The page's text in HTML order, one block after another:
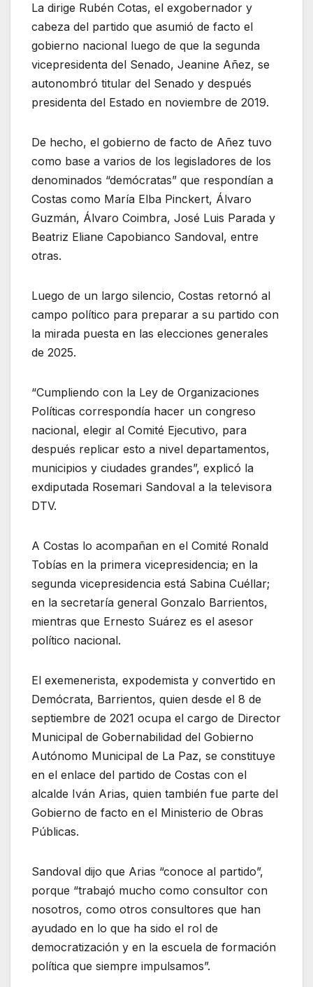
La dirige Rubén Cotas, el exgobernador y
cabeza del partido que asumió de facto el
gobierno nacional luego de que la segunda
vicepresidenta del Senado, Jeanine Añez, se
autonombró titular del Senado y después
presidenta del Estado en noviembre de 2019.
De hecho, el gobierno de facto de Añez tuvo
como base a varios de los legisladores de los
denominados “demócratas” que respondían a
Costas como María Elba Pinckert, Álvaro
Guzmán, Álvaro Coimbra, José Luis Parada y
Beatriz Eliane Capobianco Sandoval, entre
otras.
Luego de un largo silencio, Costas retornó al
campo político para preparar a su partido con
la mirada puesta en las elecciones generales
de 2025.
“Cumpliendo con la Ley de Organizaciones
Políticas correspondía hacer un congreso
nacional, elegir al Comité Ejecutivo, para
después replicar esto a nivel departamentos,
municipios y ciudades grandes”, explicó la
exdiputada Rosemari Sandoval a la televisora
DTV.
A Costas lo acompañan en el Comité Ronald
Tobías en la primera vicepresidencia; en la
segunda vicepresidencia está Sabina Cuéllar;
en la secretaría general Gonzalo Barrientos,
mientras que Ernesto Suárez es el asesor
político nacional.
El exemenerista, expodemista y convertido en
Demócrata, Barrientos, quien desde el 8 de
septiembre de 2021 ocupa el cargo de Director
Municipal de Gobernabilidad del Gobierno
Autónomo Municipal de La Paz, se constituye
en el enlace del partido de Costas con el
alcalde Iván Arias, quien también fue parte del
Gobierno de facto en el Ministerio de Obras
Públicas.
Sandoval dijo que Arias “conoce al partido”,
porque “trabajó mucho como consultor con
nosotros, como otros consultores que han
ayudado en lo que ha sido el rol de
democratización y en la escuela de formación
política que siempre impulsamos”.